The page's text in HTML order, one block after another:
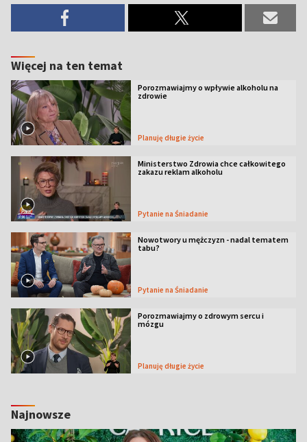
Więcej na ten temat
Porozmawiajmy o wpływie alkoholu na
zdrowie
Planuję długie życie
Ministerstwo Zdrowia chce całkowitego
zakazu reklam alkoholu
Pytanie na Śniadanie
Nowotwory u mężczyzn - nadal tematem
tabu?
Pytanie na Śniadanie
Porozmawiajmy o zdrowym sercu i
mózgu
Planuję długie życie
Najnowsze